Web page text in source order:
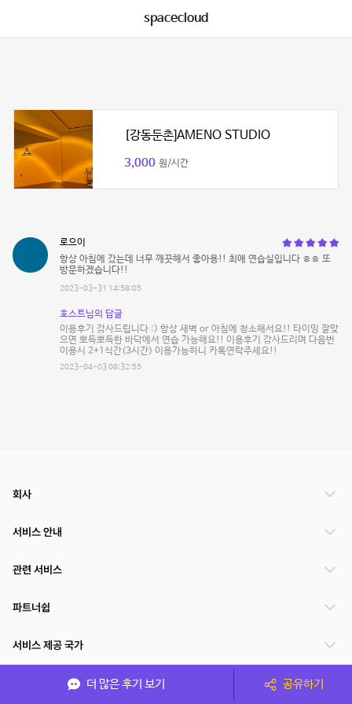
spacecloud
[강동둔촌]AMENO STUDIO
3,000 원/시간
로으이
항상 아침에 갔는데 너무 깨끗해서 좋아용!! 최애 연습실입니다 ㅎㅎ 또
방문하겠습니다!!
2023-03-31 14:58:05
호스트님의 답글
이용후기 감사드립니다 :) 항상 새벽 or 아침에 청소해서요!! 타이밍 잘맞
으면 뽀득뽀득한 바닥에서 연습 가능해요!! 이용후기 감사드리며 다음번
이용시 2+1식간(3시간) 이용가능하니 카톡연락주세요!!
2023-04-03 08:32:55
더 많은 후기 보기 공유하기
회사
서비스 안내
관련 서비스
파트너쉽
서비스 제공 국가